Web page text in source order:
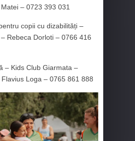
– 0723 393 031
copii cu dizabilități –
Rebeca Dorloti – 0766 416
– Kids Club Giarmata –
Loga – 0765 861 888